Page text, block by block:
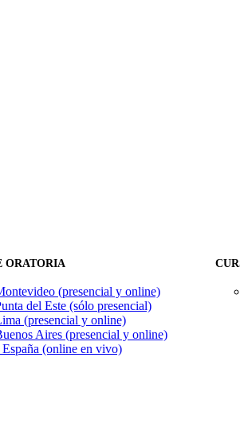
ORATORIA
(presencial y online)
del Este (sólo presencial)
(presencial y online)
Aires (presencial y online)
España (online en vivo)